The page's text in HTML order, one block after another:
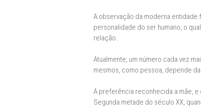
A observação da moderna entidade
personalidade do ser humano, o
relação.
Atualmente, um número cada vez
mesmos, como pessoa, depende
A preferência reconhecida a mãe, e
Segunda metade do século XX,